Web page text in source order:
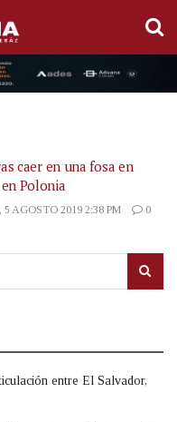
caer en una fosa en
Polonia
5 AGOSTO 2019 2:38 PM 0
entre El Salvador,